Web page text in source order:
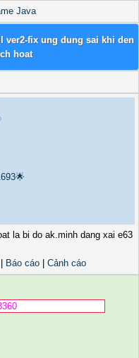
Java
ver2-fix ung dung sai khi den
hoat
la bi do ak.minh dang xai e63
Báo cáo Cảnh cáo